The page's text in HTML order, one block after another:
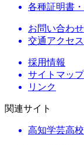
各種証明書
お問い合わ
交通アクセス
採用情報
サイトマップ
リンク
関連サイト
高知学芸高